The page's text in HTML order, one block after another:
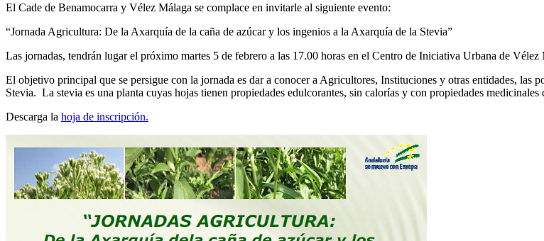
El Cade de Benamocarra y Vélez Málaga se complace en invitarle al siguiente evento:
“Jornada Agricultura: De la Axarquía de la caña de azúcar y los ingenios a la Axarquía de la Stevia”
Las jornadas, tendrán lugar el próximo martes 5 de febrero a las 17.00 horas en el Centro de Iniciativa Urbana de
El objetivo principal que se persigue con la jornada es dar a conocer a Agricultores, Instituciones y otras entidades,
Stevia. La stevia es una planta cuyas hojas tienen propiedades edulcorantes, sin calorías y con propiedades
Descarga la hoja de inscripción.